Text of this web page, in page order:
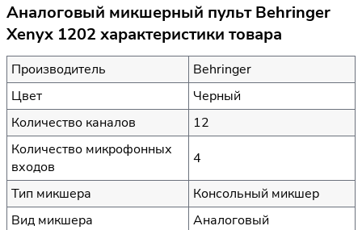
Аналоговый микшерный пульт Behringer
Xenyx 1202 характеристики товара
Производитель
Behringer
Цвет
Черный
Количество каналов
12
Количество микрофонных
входов
4
Тип микшера
Консольный микшер
Вид микшера
Аналоговый